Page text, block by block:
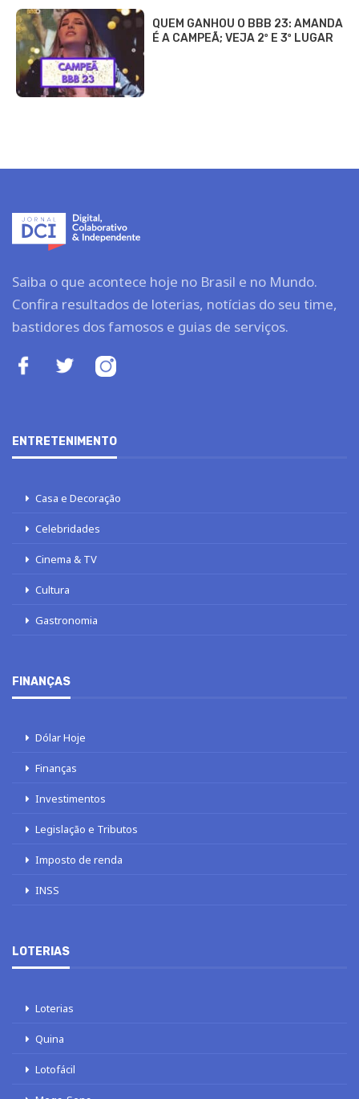
QUEM GANHOU O BBB 23: AMANDA
É A CAMPEÃ; VEJA 2º E 3º LUGAR
Saiba o que acontece hoje no Brasil e no Mundo.
Confira resultados de loterias, notícias do seu time,
bastidores dos famosos e guias de serviços.
ENTRETENIMENTO
Casa e Decoração
Celebridades
Cinema & TV
Cultura
Gastronomia
FINANÇAS
Dólar Hoje
Finanças
Investimentos
Legislação e Tributos
Imposto de renda
INSS
LOTERIAS
Loterias
Quina
Lotofácil